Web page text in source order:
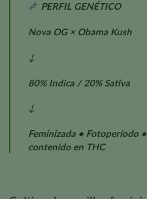
PERFIL GENÉTICO
Nova OG × Obama Kush
↓
80% Indica / 20% Sativa
↓
Feminizada • Fotoperíodo
contenido en THC